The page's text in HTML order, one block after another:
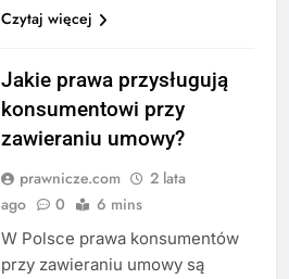
Czytaj więcej
Jakie prawa przysługują
konsumentowi przy
zawieraniu umowy?
prawnicze.com
2 lata
ago
0 6 mins
W Polsce prawa konsumentów
przy zawieraniu umowy są